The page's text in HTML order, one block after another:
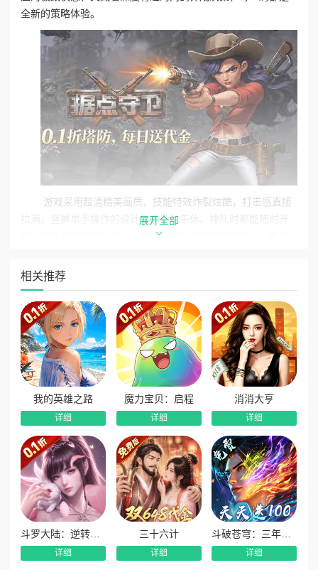
全新的策略体验。
游戏采用超清精美画质，技能特效炸裂炫酷，打击感直接
拉满。竖屏单手操作的设计让通勤、午休、排队时都能随时开
刷，真正实现碎片化畅玩。核心乐趣在于肉鸽养成系统：每局
势灵活调整策略，在“无脑爽刷”与“深度决策”之间找到完美平
衡。
福利方面，这款游戏做到了真正的良心无套路。充值比例
1:100，内置0.1折商城，所有物价均为折后价，648元档位实际
仅需6.48元。每日登录即送6480代金券，无使用限制、不限时
可囤积，所有想要的都能用代金券直接购买。每天登录每天
拿，零氪玩家也能稳步提升战力，完全不用担心被氪金玩家碾
压。
创角后建议优先领取每日6480代金券，集中投入技能解锁
与核心装备强化。肉鸽模式下前期优先选择范围伤害技能，配
合攻速加成词条快速清图，积累资源后再逐步尝试不同流派组
合。挂机收益离线也持续累积，每天上线收菜即可稳步提升。
割草的快感一旦上头就停不下来，据点守卫内置0.1折免费
版已经为所有放置爱好者铺好了战场。每天登录领代金券，零
氪也能爽玩到底，现在就下载，开启你的肉鸽割草之旅吧！
展开全部
相关推荐
我的英雄之路
详细
魔力宝贝：启程
详细
消消大亨
详细
详细
三十六计
详细 详细